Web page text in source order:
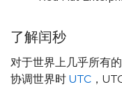
了解闰秒
对于世界上几乎所有
协调世界时UTC ，